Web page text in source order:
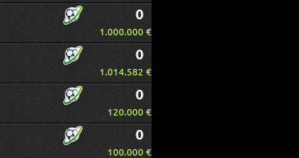
0
1.000.000 €
0
1.014.582 €
0
120.000 €
0
100.000 €